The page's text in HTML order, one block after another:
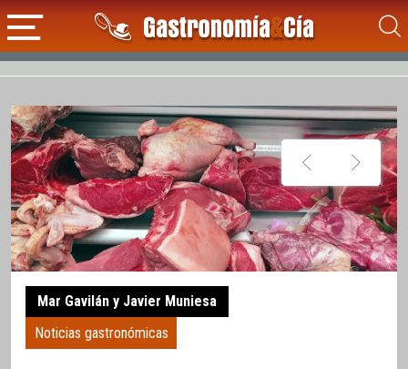
Mar Gavilán y Javier Muniesa
Noticias gastronómicas